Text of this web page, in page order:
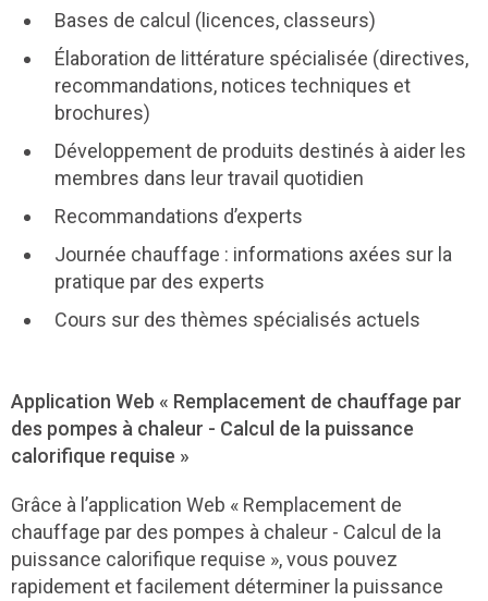
Bases de calcul (licences, classeurs)
Élaboration de littérature spécialisée (directives,
recommandations, notices techniques et
brochures)
Développement de produits destinés à aider les
membres dans leur travail quotidien
Recommandations d’experts
Journée chauffage : informations axées sur la
pratique par des experts
Cours sur des thèmes spécialisés actuels
Application Web « Remplacement de chauffage par
des pompes à chaleur - Calcul de la puissance
calorifique requise »
Grâce à l’application Web « Remplacement de
chauffage par des pompes à chaleur - Calcul de la
puissance calorifique requise », vous pouvez
rapidement et facilement déterminer la puissance